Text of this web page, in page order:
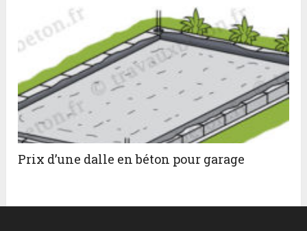
Prix d’une dalle en béton pour garage